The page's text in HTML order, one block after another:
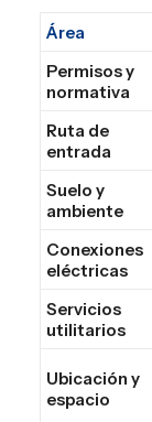
Área
Permisos y
normativa
Ruta de
entrada
Suelo y
ambiente
Conexiones
eléctricas
Servicios
utilitarios
Ubicación y
espacio